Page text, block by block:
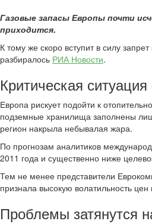
Газовые запасы Европы почти
приходится.
К тому же скоро вступит в силу
разбиралось РИА Новости.
Критическая
Европа рискует подойти к
подземные хранилища заполнены
регион накрыла небывалая жара.
По прогнозам аналитиков
2011 года и существенно ниже
Тем не менее представители
признала высокую волатильность цен
Проблемы затянутся